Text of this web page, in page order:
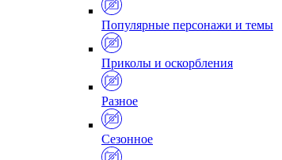
Популярные персонажи и темы
Приколы и оскорбления
Разное
Сезонное